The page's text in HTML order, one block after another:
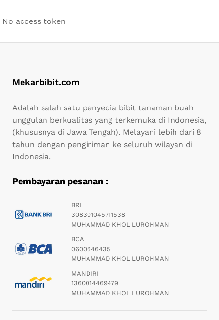
No access token
Mekarbibit.com
Adalah salah satu penyedia bibit tanaman buah
unggulan berkualitas yang terkemuka di Indonesia,
(khususnya di Jawa Tengah). Melayani lebih dari 8
tahun dengan pengiriman ke seluruh wilayan di
Indonesia.
Pembayaran pesanan :
BRI
308301045711538
MUHAMMAD KHOLILUROHMAN
BCA
0600646435
MUHAMMAD KHOLILUROHMAN
MANDIRI
1360014469479
MUHAMMAD KHOLILUROHMAN